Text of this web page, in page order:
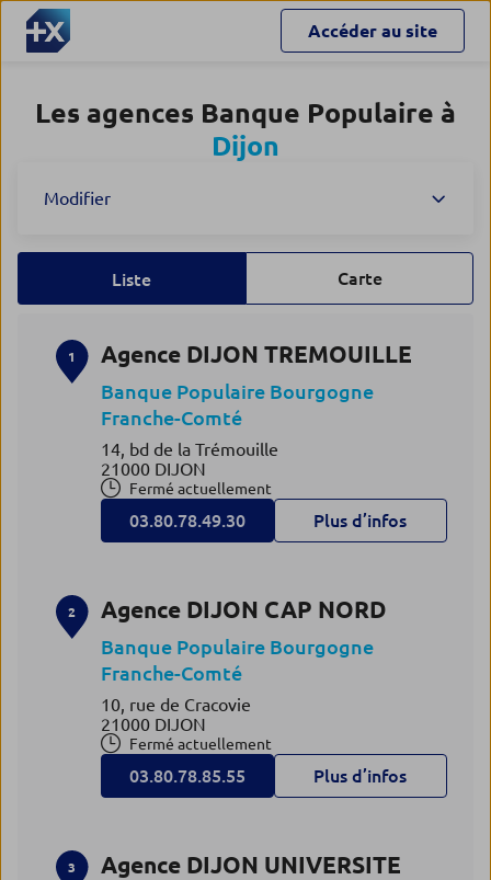
Accéder au site
Les agences Banque Populaire à
Dijon
Modifier
Liste Carte
1 Agence DIJON TREMOUILLE
Banque Populaire Bourgogne
Franche-Comté
14, bd de la Trémouille
21000 DIJON
Fermé actuellement
03.80.78.49.30 Plus d’infos
2 Agence DIJON CAP NORD
Banque Populaire Bourgogne
Franche-Comté
10, rue de Cracovie
21000 DIJON
Fermé actuellement
03.80.78.85.55 Plus d’infos
3 Agence DIJON UNIVERSITE